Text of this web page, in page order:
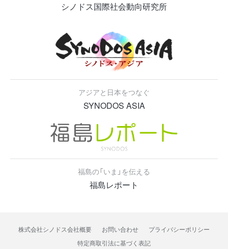
シノドス国際社会動向研究所
アジアと日本をつなぐ
SYNODOS ASIA
福島の「いま」を伝える
福島レポート
株式会社シノドス会社概要 お問い合わせ
プライバシーポリシー
特定商取引法に基づく表記